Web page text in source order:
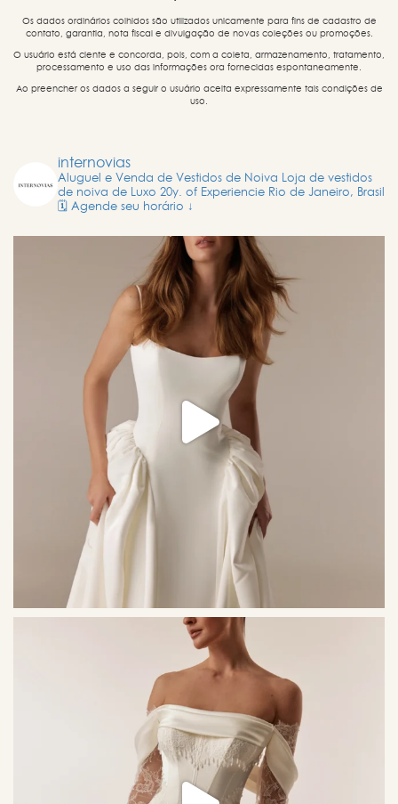
Os dados ordinários colhidos são utilizados unicamente para fins de cadastro de
contato, garantia, nota fiscal e divulgação de novas coleções ou promoções.
O usuário está ciente e concorda, pois, com a coleta, armazenamento, tratamento,
processamento e uso das informações ora fornecidas espontaneamente.
Ao preencher os dados a seguir o usuário aceita expressamente tais condições de
uso.
internovias
Aluguel e Venda de Vestidos de Noiva Loja de vestidos
de noiva de Luxo 20y. of Experiencie Rio de Janeiro, Brasil
🗓️ Agende seu horário ↓